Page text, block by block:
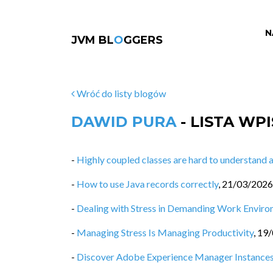
JVM BLOGGERS
Wróć do listy blogów
DAWID PURA- LISTA
- Highly coupled classes are hard to understand
- How to use Java records correctly, 21/03/2026
- Dealing with Stress in Demanding Work
- Managing Stress Is Managing Productivity,
- Discover Adobe Experience Manager